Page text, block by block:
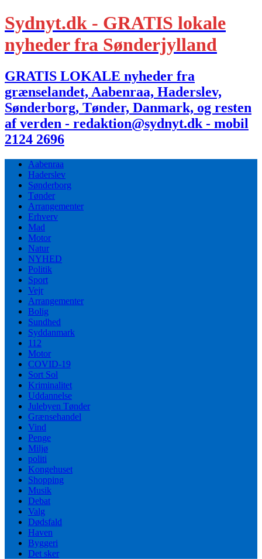
Sydnyt.dk - GRATIS lokale
nyheder fra Sønderjylland
GRATIS LOKALE nyheder fra
grænselandet, Aabenraa, Haderslev,
Sønderborg, Tønder, Danmark, og resten
af verden - redaktion@sydnyt.dk - mobil
2124 2696
Aabenraa
Haderslev
Sønderborg
Tønder
Arrangementer
Erhverv
Mad
Motor
Natur
NYHED
Politik
Sport
Vejr
Arrangementer
Bolig
Sundhed
Syddanmark
112
Motor
COVID-19
Sort Sol
Kriminalitet
Uddannelse
Julebyen Tønder
Grænsehandel
Vind
Penge
Miljø
politi
Kongehuset
Shopping
Musik
Debat
Valg
Dødsfald
Haven
Byggeri
Det sker